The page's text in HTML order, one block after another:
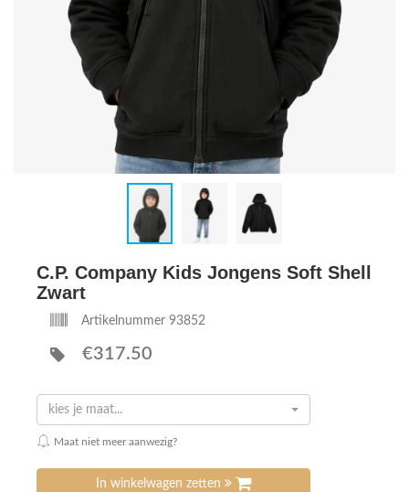
C.P. Company Kids Jongens Soft Shell
Zwart
Artikelnummer 93852
€317.50
kies je maat...
Maat niet meer aanwezig?
In winkelwagen zetten